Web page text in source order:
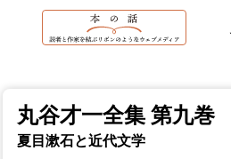
丸谷才一全集 第九巻
夏目漱石と近代文学